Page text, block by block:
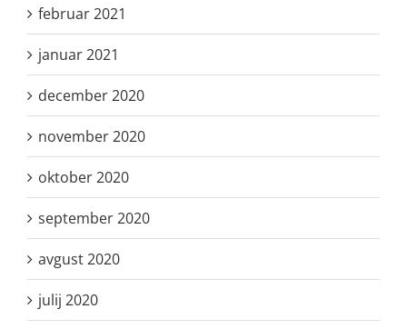
februar 2021
januar 2021
december 2020
november 2020
oktober 2020
september 2020
avgust 2020
julij 2020